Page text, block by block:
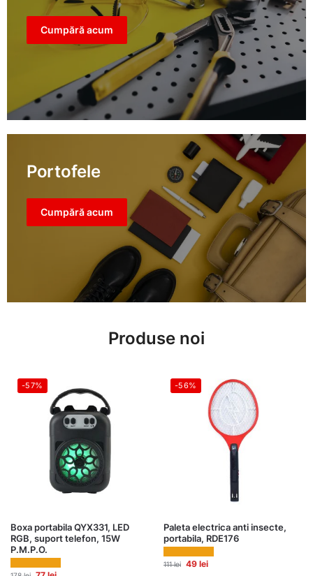
Cumpără acum
Portofele
Cumpără acum
Produse noi
-57%
Boxa portabila QYX331, LED
RGB, suport telefon, 15W
P.M.P.O.
-56%
Paleta electrica anti insecte,
portabila, RDE176
111lei 49 lei